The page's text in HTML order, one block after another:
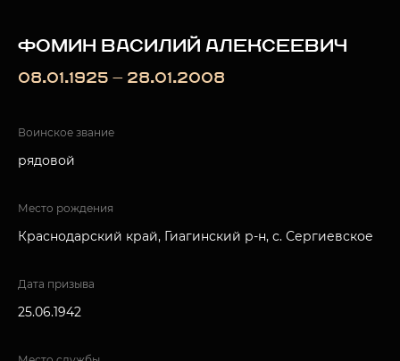
ФОМИН ВАСИЛИЙ АЛЕКСЕЕВИЧ
08.01.1925 — 28.01.2008
Воинское звание
рядовой
Место рождения
Краснодарский край, Гиагинский р-н, с. Сергиевское
Дата призыва
25.06.1942